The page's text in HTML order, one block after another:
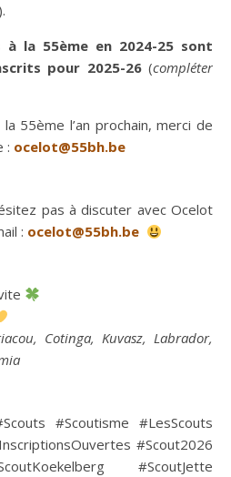
à la 55ème en 2024-25 sont
pour 2025-26(compléter
55ème l’an prochain, merci de
: ocelot@55bh.be
pas à discuter avec Ocelot
: ocelot@55bh.be
Cotinga, Kuvasz, Labrador,
#Scoutisme #LesScouts
#Scout2026
#ScoutJette